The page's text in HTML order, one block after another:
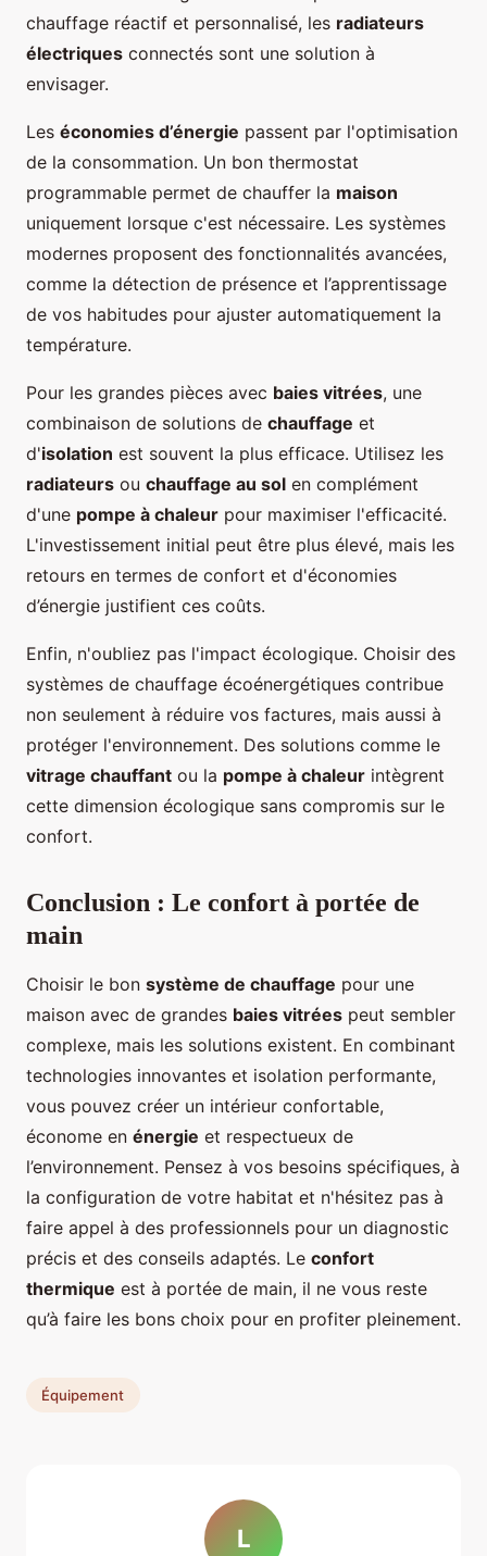
chauffage réactif et personnalisé, les radiateurs
électriques connectés sont une solution à
envisager.
Les économies d’énergie passent par l'optimisation
de la consommation. Un bon thermostat
programmable permet de chauffer la maison
uniquement lorsque c'est nécessaire. Les systèmes
modernes proposent des fonctionnalités avancées,
comme la détection de présence et l’apprentissage
de vos habitudes pour ajuster automatiquement la
température.
Pour les grandes pièces avec baies vitrées, une
combinaison de solutions de chauffage et
d'isolation est souvent la plus efficace. Utilisez les
radiateurs ou chauffage au sol en complément
d'une pompe à chaleur pour maximiser l'efficacité.
L'investissement initial peut être plus élevé, mais les
retours en termes de confort et d'économies
d’énergie justifient ces coûts.
Enfin, n'oubliez pas l'impact écologique. Choisir des
systèmes de chauffage écoénergétiques contribue
non seulement à réduire vos factures, mais aussi à
protéger l'environnement. Des solutions comme le
vitrage chauffant ou la pompe à chaleur intègrent
cette dimension écologique sans compromis sur le
confort.
Conclusion : Le confort à portée de
main
Choisir le bon système de chauffage pour une
maison avec de grandes baies vitrées peut sembler
complexe, mais les solutions existent. En combinant
technologies innovantes et isolation performante,
vous pouvez créer un intérieur confortable,
économe en énergie et respectueux de
l’environnement. Pensez à vos besoins spécifiques, à
la configuration de votre habitat et n'hésitez pas à
faire appel à des professionnels pour un diagnostic
précis et des conseils adaptés. Le confort
thermique est à portée de main, il ne vous reste
qu’à faire les bons choix pour en profiter pleinement.
Équipement
L